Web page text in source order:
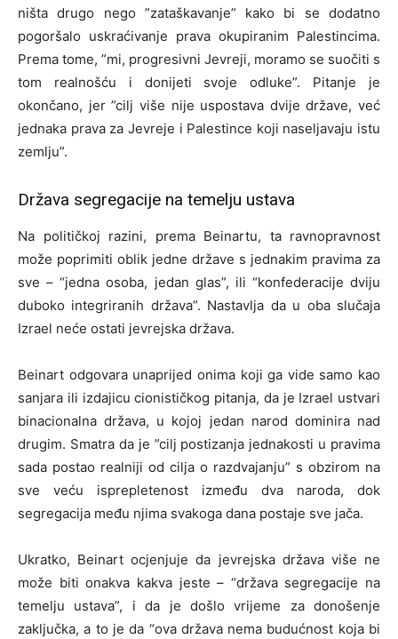
ništa drugo nego ”zataškavanje” kako bi se dodatno
pogoršalo uskraćivanje prava okupiranim Palestincima.
Prema tome, ”mi, progresivni Jevreji, moramo se suočiti s
tom realnošću i donijeti svoje odluke”. Pitanje je
okončano, jer ”cilj više nije uspostava dvije države, već
jednaka prava za Jevreje i Palestince koji naseljavaju istu
zemlju”.
Država segregacije na temelju ustava
Na političkoj razini, prema Beinartu, ta ravnopravnost
može poprimiti oblik jedne države s jednakim pravima za
sve – “jedna osoba, jedan glas”, ili “konfederacije dviju
duboko integriranih država”. Nastavlja da u oba slučaja
Izrael neće ostati jevrejska država.
Beinart odgovara unaprijed onima koji ga vide samo kao
sanjara ili izdajicu cionističkog pitanja, da je Izrael ustvari
binacionalna država, u kojoj jedan narod dominira nad
drugim. Smatra da je ”cilj postizanja jednakosti u pravima
sada postao realniji od cilja o razdvajanju” s obzirom na
sve veću isprepletenost između dva naroda, dok
segregacija među njima svakoga dana postaje sve jača.
Ukratko, Beinart ocjenjuje da jevrejska država više ne
može biti onakva kakva jeste – “država segregacije na
temelju ustava”, i da je došlo vrijeme za donošenje
zaključka, a to je da “ova država nema budućnost koja bi